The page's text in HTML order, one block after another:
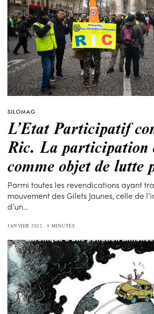
SILOMAG
L’Etat Participatif
Ric. La participation
comme objet de lutte
Parmi toutes les revendications ayant
mouvement des Gilets Jaunes, celle de
d’un…
JANVIER 2022 8 MINUTES